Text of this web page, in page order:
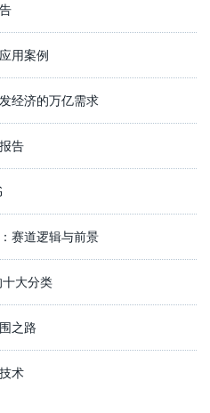
用案例
经济的万亿需求
告
赛道逻辑与前景
大分类
之路
术